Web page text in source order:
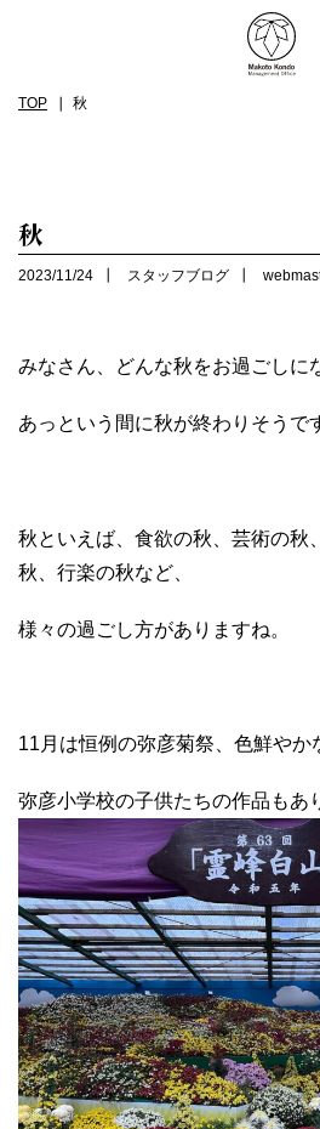
TOP 秋
秋
2023/11/24 スタッフブログ
みなさん、どんな秋をお過ごしに
あっという間に秋が終わりそうで
秋といえば、食欲の秋、芸術の秋
秋、行楽の秋など、
様々の過ごし方がありますね。
11 月は恒例の弥彦菊祭、色鮮やか
弥彦小学校の子供たちの作品もあ